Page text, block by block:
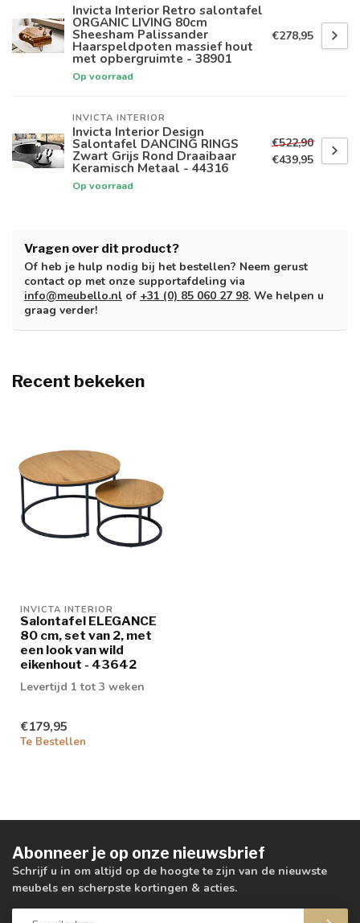
Invicta Interior Retro salontafel
ORGANIC LIVING 80cm
Sheesham Palissander
Haarspeldpoten massief hout
met opbergruimte - 38901
Op voorraad
€278,95
INVICTA INTERIOR
Invicta Interior Design
Salontafel DANCING RINGS
Zwart Grijs Rond Draaibaar
Keramisch Metaal - 44316
Op voorraad
€522,90
€439,95
Vragen over dit product?
Of heb je hulp nodig bij het bestellen? Neem gerust
contact op met onze supportafdeling via
info@meubello.nl of +31 (0) 85 060 27 98. We helpen u
graag verder!
Recent bekeken
INVICTA INTERIOR
Salontafel ELEGANCE
80 cm, set van 2, met
een look van wild
eikenhout - 43642
Levertijd 1 tot 3 weken
€179,95
Te Bestellen
Abonneer je op onze nieuwsbrief
Schrijf u in om altijd op de hoogte te zijn van de nieuwste
meubels en scherpste kortingen & acties.